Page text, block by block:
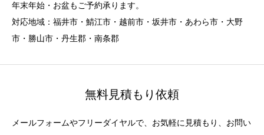
年末年始・お盆もご予約承ります。
対応地域：福井市・鯖江市・越前市・坂井市・あわら市・大野
市・勝山市・丹生郡・南条郡
無料見積もり依頼
メールフォームやフリーダイヤルで、お気軽に見積もり、お問い